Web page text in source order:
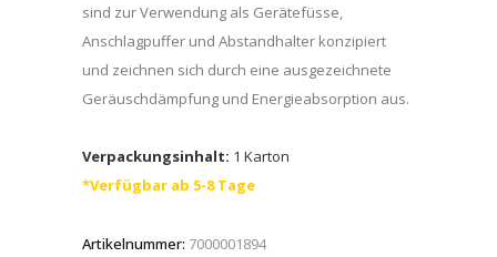
sind zur Verwendung als Gerätefüsse,
Anschlagpuffer und Abstandhalter konzipiert
und zeichnen sich durch eine ausgezeichnete
Geräuschdämpfung und Energieabsorption aus.
Verpackungsinhalt: 1 Karton
*Verfügbar ab 5-8 Tage
Artikelnummer: 7000001894